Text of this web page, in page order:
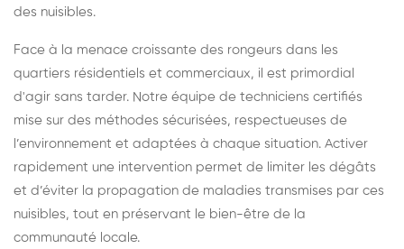
des nuisibles.
Face à la menace croissante des rongeurs dans les
quartiers résidentiels et commerciaux, il est primordial
d'agir sans tarder. Notre équipe de techniciens certifiés
mise sur des méthodes sécurisées, respectueuses de
l’environnement et adaptées à chaque situation. Activer
rapidement une intervention permet de limiter les dégâts
et d’éviter la propagation de maladies transmises par ces
nuisibles, tout en préservant le bien-être de la
communauté locale.